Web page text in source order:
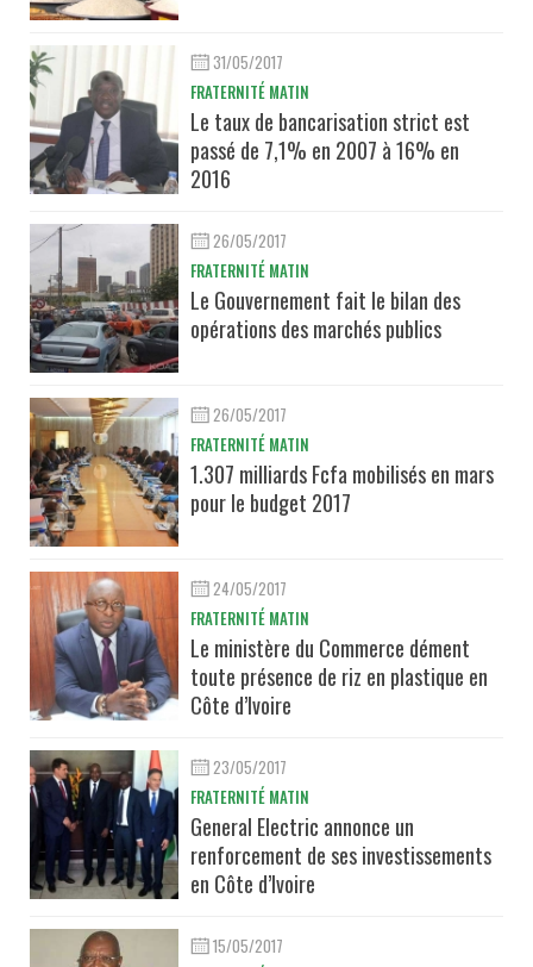
31/05/2017
FRATERNITÉ MATIN
Le taux de bancarisation strict est
passé de 7,1% en 2007 à 16% en
2016
26/05/2017
FRATERNITÉ MATIN
Le Gouvernement fait le bilan des
opérations des marchés publics
26/05/2017
FRATERNITÉ MATIN
1.307 milliards Fcfa mobilisés en mars
pour le budget 2017
24/05/2017
FRATERNITÉ MATIN
Le ministère du Commerce dément
toute présence de riz en plastique en
Côte d’Ivoire
23/05/2017
FRATERNITÉ MATIN
General Electric annonce un
renforcement de ses investissements
en Côte d’Ivoire
15/05/2017